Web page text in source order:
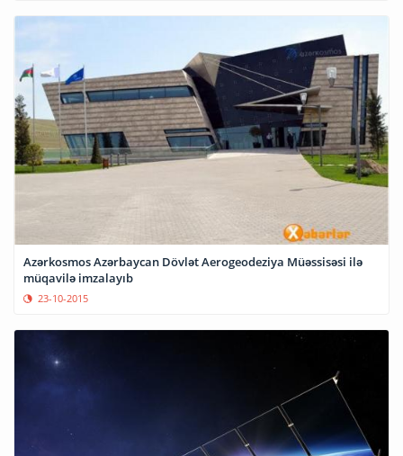
Azərkosmos Azərbaycan Dövlət Aerogeodeziya Müəssisəsi ilə
müqavilə imzalayıb
23-10-2015